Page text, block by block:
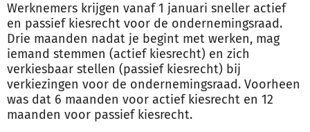
Werknemers krijgen vanaf 1 januari sneller actief
en passief kiesrecht voor de ondernemingsraad.
Drie maanden nadat je begint met werken, mag
iemand stemmen (actief kiesrecht) en zich
verkiesbaar stellen (passief kiesrecht) bij
verkiezingen voor de ondernemingsraad. Voorheen
was dat 6 maanden voor actief kiesrecht en 12
maanden voor passief kiesrecht.